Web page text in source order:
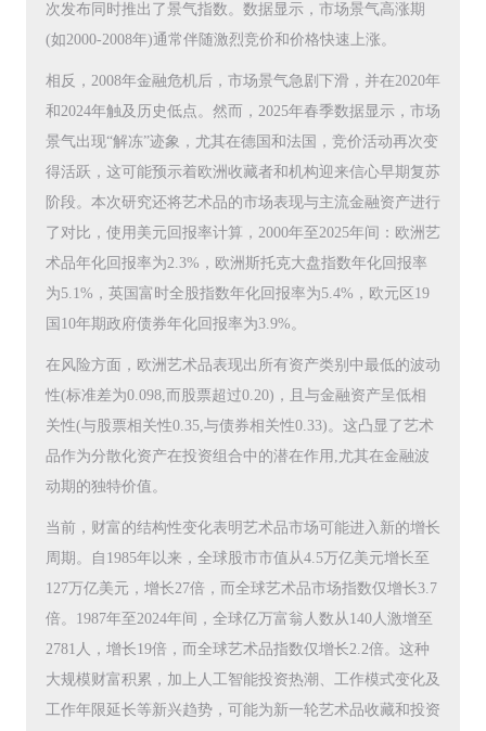
次发布同时推出了景气指数。数据显示，市场景气高涨期
(如2000-2008年)通常伴随激烈竞价和价格快速上涨。
相反，2008年金融危机后，市场景气急剧下滑，并在2020年
和2024年触及历史低点。然而，2025年春季数据显示，市场
景气出现“解冻”迹象，尤其在德国和法国，竞价活动再次变
得活跃，这可能预示着欧洲收藏者和机构迎来信心早期复苏
阶段。本次研究还将艺术品的市场表现与主流金融资产进行
了对比，使用美元回报率计算，2000年至2025年间：欧洲艺
术品年化回报率为2.3%，欧洲斯托克大盘指数年化回报率
为5.1%，英国富时全股指数年化回报率为5.4%，欧元区19
国10年期政府债券年化回报率为3.9%。
在风险方面，欧洲艺术品表现出所有资产类别中最低的波动
性(标准差为0.098,而股票超过0.20)，且与金融资产呈低相
关性(与股票相关性0.35,与债券相关性0.33)。这凸显了艺术
品作为分散化资产在投资组合中的潜在作用,尤其在金融波
动期的独特价值。
当前，财富的结构性变化表明艺术品市场可能进入新的增长
周期。自1985年以来，全球股市市值从4.5万亿美元增长至
127万亿美元，增长27倍，而全球艺术品市场指数仅增长3.7
倍。1987年至2024年间，全球亿万富翁人数从140人激增至
2781人，增长19倍，而全球艺术品指数仅增长2.2倍。这种
大规模财富积累，加上人工智能投资热潮、工作模式变化及
工作年限延长等新兴趋势，可能为新一轮艺术品收藏和投资